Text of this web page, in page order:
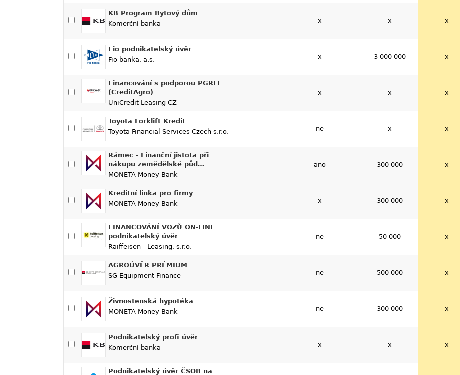
KB Program Bytový dům
Komerční banka
x x x
Fio podnikatelský úvěr
Fio banka, a.s.
x 3 000 000 x
Financování s podporou PGRLF
(CreditAgro)
UniCredit Leasing CZ
x x x
Toyota Forklift Kredit
Toyota Financial Services Czech s.r.o.
ne x x
Rámec - Finanční jistota při
nákupu zemědělské půd…
MONETA Money Bank
ano 300 000 x
Kreditní linka pro firmy
MONETA Money Bank
x 300 000 x
FINANCOVÁNÍ VOZŮ ON-LINE
podnikatelský úvěr
Raiffeisen - Leasing, s.r.o.
ne 50 000 x
AGROÚVĚR PRÉMIUM
SG Equipment Finance
ne 500 000 x
Živnostenská hypotéka
MONETA Money Bank
ne 300 000 x
Podnikatelský profi úvěr
Komerční banka
x x x
Podnikatelský úvěr ČSOB na